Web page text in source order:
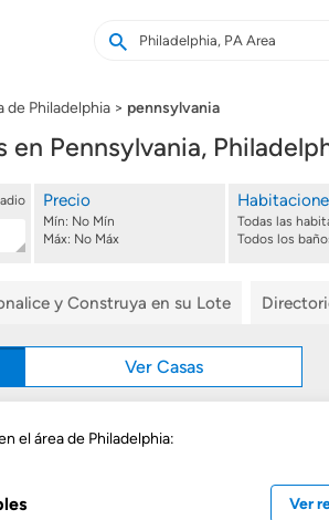
Buscar
casas
Buscar
de Philadelphia pennsylvania
Pennsylvania,
Precio
Mín: No Mín
Máx: No Máx
Todas las
Todos los
y Construya en su Lote
Ver Casas
el área de Philadelphia:
Ver